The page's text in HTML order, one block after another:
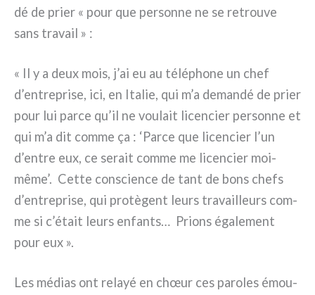
dé de prier « pour que per­son­ne ne se retrou­ve
sans tra­vail » :
« Il y a deux mois, j’ai eu au télé­pho­ne un chef
d’entreprise, ici, en Italie, qui m’a deman­dé de prier
pour lui par­ce qu’il ne vou­lait licen­cier per­son­ne et
qui m’a dit com­me ça : ‘Parce que licen­cier l’un
d’entre eux, ce serait com­me me licen­cier moi-
même’. Cette con­scien­ce de tant de bons chefs
d’entreprise, qui pro­tè­gent leurs tra­vail­leurs com­
me si c’était leurs enfan­ts… Prions éga­le­ment
pour eux ».
Les médias ont relayé en chœur ces paro­les émou­